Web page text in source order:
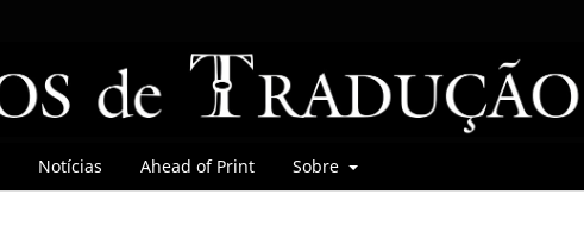
Notícias Ahead of Print Sobre